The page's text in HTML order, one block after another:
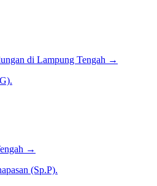
di Lampung Tengah →
→
(Sp.P).